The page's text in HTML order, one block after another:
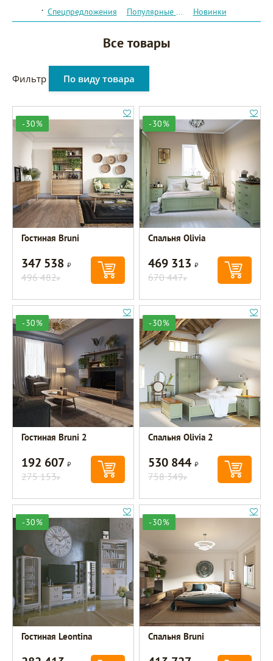
. Спецпредложения Популярные товары Новинки
Все товары
Фильтр По виду товара
-30%
Гостиная Bruni
347 538Р
496 482Р
-30%
Спальня Olivia
469 313Р
670 447Р
-30%
Гостиная Bruni 2
192 607Р
275 153Р
-30%
Спальня Olivia 2
530 844Р
758 349Р
-30%
Гостиная Leontina
-30%
Спальня Bruni